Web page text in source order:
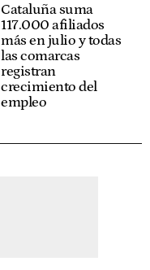
Cataluña suma
117.000 afiliados
más en julio y todas
las comarcas
registran
crecimiento del
empleo